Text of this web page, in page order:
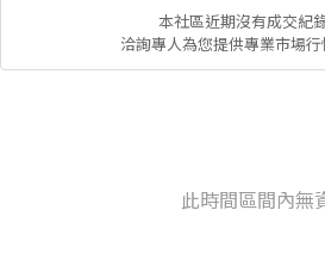
本社區近期沒有成交紀
洽詢專人為您提供專業市場行
此時間區間內無